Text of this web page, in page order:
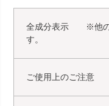
全成分表示 ※他の
す。
ご使用上のご注意